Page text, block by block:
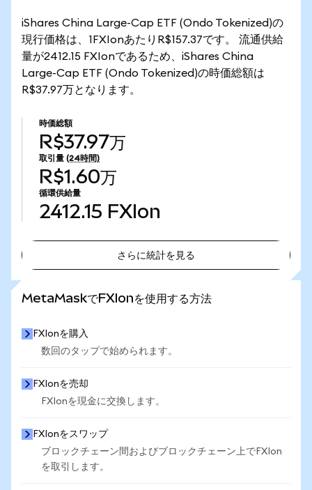
iShares China Large-Cap ETF (Ondo Tokenized)の
現行価格は、1FXIonあたりR$157.37です。 流通供給
量が2412.15 FXIonであるため、iShares China
Large-Cap ETF (Ondo Tokenized)の時価総額は
R$37.97万となります。
時価総額
R$37.97万
取引量 (24時間)
R$1.60万
循環供給量
2412.15 FXIon
さらに統計を見る
MetaMaskでFXIonを使用する方法
FXIonを購入
数回のタップで始められます。
FXIonを売却
FXIonを現金に交換します。
FXIonをスワップ
ブロックチェーン間およびブロックチェーン上でFXIon
を取引します。